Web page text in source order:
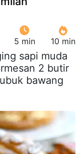
5 min 10 min
sapi muda
2 butir
bawang